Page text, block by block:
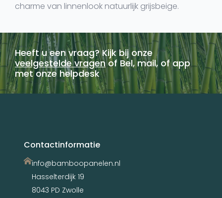
charme van linnenlook natuurlijk grijsbeige.
Heeft u een vraag? Kijk bij onze
veelgestelde vragenof Bel, mail, of app
met onze helpdesk
Contactinformatie
info@bamboopanelen.nl
Hasselterdijk 19
8043 PD Zwolle